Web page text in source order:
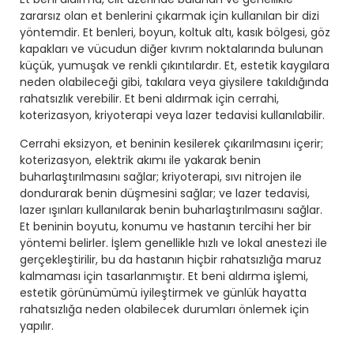
zararsız olan et benlerini çıkarmak için kullanılan bir dizi
yöntemdir. Et benleri, boyun, koltuk altı, kasık bölgesi, göz
kapakları ve vücudun diğer kıvrım noktalarında bulunan
küçük, yumuşak ve renkli çıkıntılardır. Et, estetik kaygılara
neden olabileceği gibi, takılara veya giysilere takıldığında
rahatsızlık verebilir. Et beni aldırmak için cerrahi,
koterizasyon, kriyoterapi veya lazer tedavisi kullanılabilir.
Cerrahi eksizyon, et beninin kesilerek çıkarılmasını içerir;
koterizasyon, elektrik akımı ile yakarak benin
buharlaştırılmasını sağlar; kriyoterapi, sıvı nitrojen ile
dondurarak benin düşmesini sağlar; ve lazer tedavisi,
lazer ışınları kullanılarak benin buharlaştırılmasını sağlar.
Et beninin boyutu, konumu ve hastanın tercihi her bir
yöntemi belirler. İşlem genellikle hızlı ve lokal anestezi ile
gerçekleştirilir, bu da hastanın hiçbir rahatsızlığa maruz
kalmaması için tasarlanmıştır. Et beni aldırma işlemi,
estetik görünümümü iyileştirmek ve günlük hayatta
rahatsızlığa neden olabilecek durumları önlemek için
yapılır.